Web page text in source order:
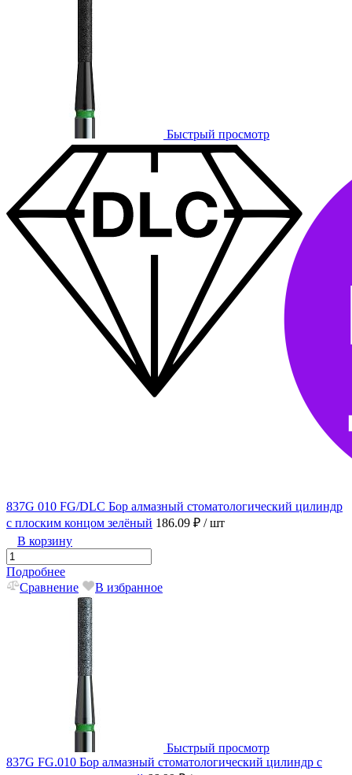
Быстрый просмотр
837G 010 FG/DLC Бор алмазный стоматологический цилиндр
с плоским концом зелёный 186.09 ₽ / шт
В корзину
Подробнее
Сравнение
В избранное
Быстрый просмотр
837G FG.010 Бор алмазный стоматологический цилиндр с